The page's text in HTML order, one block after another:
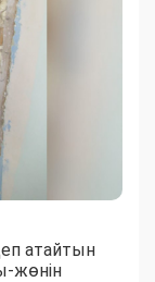
атайтын
жөнін